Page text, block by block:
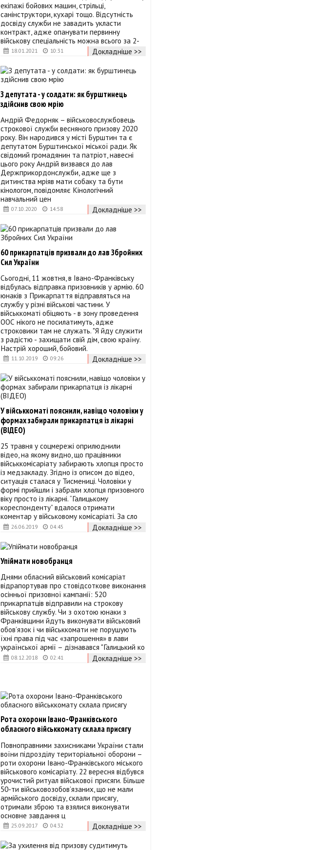
18.01.2021 10:31
екіпажі бойових машин, стрільці,
санінструктори, кухарі тощо. Відсутність
досвіду служби не завадить укласти
контракт, адже опанувати первинну
військову спеціальність можна всього за 2-
Докладніше >>
07.10.2020 14:58
З депутата - у солдати: як бурштинець
здійснив свою мрію
Андрій Федорняк – військовослужбовець
строкової служби весняного призову 2020
року. Він народився у місті Бурштин та є
депутатом Бурштинської міської ради. Як
свідомий громадянин та патріот, навесні
цього року Андрій визвався до лав
Держприкордонслужби, адже ще з
дитинства мріяв мати собаку та бути
кінологом, повідомляє Кінологічний
навчальний цен
Докладніше >>
11.10.2019 09:26
60 прикарпатців призвали до лав Збройних
Сил України
Сьогодні, 11 жовтня, в Івано-Франківську
відбулась відправка призовників у армію. 60
юнаків з Прикарпаття відправляться на
службу у різні військові частини. У
військкоматі обіцяють - в зону проведення
ООС нікого не посилатимуть, адже
строковики там не служать. "Я йду служити
з радістю - захищати свій дім, свою країну.
Настрій хороший, бойовий.
Докладніше >>
26.06.2019 04:45
У військкоматі пояснили, навіщо чоловіки у
формах забирали прикарпатця із лікарні
(ВІДЕО)
25 травня у соцмережі оприлюднили
відео, на якому видно, що працівники
військкомісаріату забирають хлопця просто
із медзакладу. Згідно із описом до відео,
ситуація сталася у Тисмениці. Чоловіки у
формі прийшли і забрали хлопця призовного
віку просто із лікарні. “Галицькому
кореспонденту” вдалося отримати
коментар у військовому комісаріаті. За сло
Докладніше >>
08.12.2018 02:41
Упіймати новобранця
Днями обласний військовий комісаріат
відрапортував про стовідсоткове виконання
осінньої призовної кампанії: 520
прикарпатців відправили на строкову
військову службу. Чи з охотою юнаки з
Франківщини йдуть виконувати військовий
обов’язок і чи військкомати не порушують
їхні права під час «запрошення» в лави
української армії – дізнавався "Галицький ко
Докладніше >>
25.09.2017 04:32
Рота охорони Івано-Франківського
обласного військкомату склала присягу
Повноправними захисниками України стали
воїни підрозділу територіальної оборони –
роти охорони Івано-Франківського міського
військового комісаріату. 22 вересня відбувся
урочистий ритуал військової присяги. Більше
50-ти військовозобов’язаних, що не мали
армійського досвіду, склали присягу,
отримали зброю та взялися виконувати
основне завдання ц
Докладніше >>